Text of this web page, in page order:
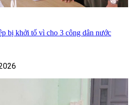
bị khởi tố vì cho 3 công dân nước